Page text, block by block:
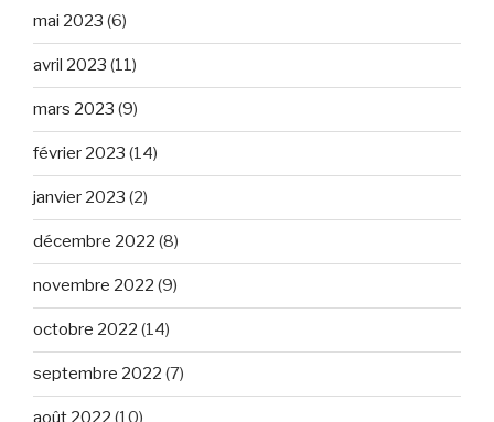
mai 2023 (6)
avril 2023 (11)
mars 2023 (9)
février 2023 (14)
janvier 2023 (2)
décembre 2022 (8)
novembre 2022 (9)
octobre 2022 (14)
septembre 2022 (7)
août 2022 (10)